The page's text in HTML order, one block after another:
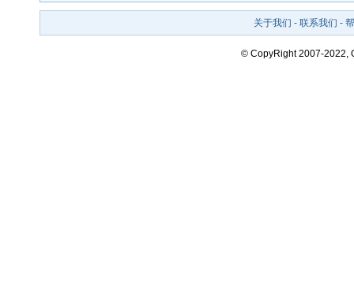
关于我们 - 联系我们 -
© CopyRight 2007-2022,